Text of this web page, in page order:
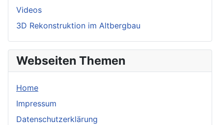
Videos
3D Rekonstruktion im Altbergbau
Webseiten Themen
Home
Impressum
Datenschutzerklärung